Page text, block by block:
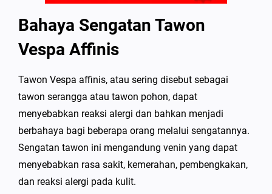
Bahaya Sengatan Tawon
Vespa Affinis
Tawon Vespa affinis, atau sering disebut sebagai
tawon serangga atau tawon pohon, dapat
menyebabkan reaksi alergi dan bahkan menjadi
berbahaya bagi beberapa orang melalui sengatannya.
Sengatan tawon ini mengandung venin yang dapat
menyebabkan rasa sakit, kemerahan, pembengkakan,
dan reaksi alergi pada kulit.